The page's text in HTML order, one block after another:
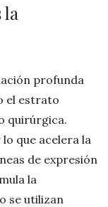
la
profunda
el estrato
quirúrgica.
que acelera la
de expresión
la
se utilizan